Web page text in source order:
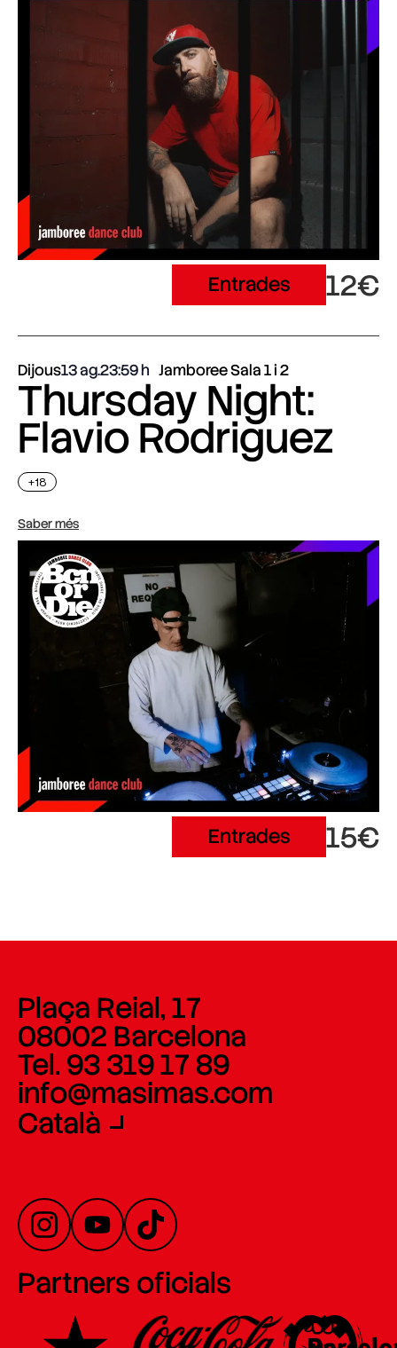
Entrades 12€
Dijous13 ag.23:59 Jamboree Sala 1 i 2
Thursday Night:
Flavio Rodriguez
+18
Saber més
Entrades 15€
Plaça Reial, 17
08002 Barcelona
Tel. 93 319 17 89
info@masimas.com
Català
Partners oficials